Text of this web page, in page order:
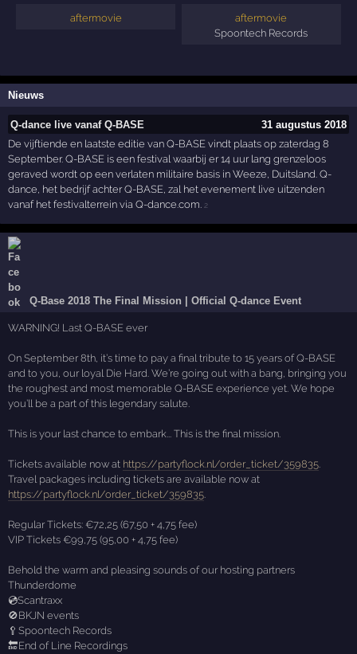
aftermovie
aftermovie
Spoontech Records
Nieuws
Q-dance live vanaf Q-BASE
31 augustus 2018
De vijftiende en laatste editie van Q-BASE vindt plaats op zaterdag 8
September. Q-BASE is een festival waarbij er 14 uur lang grenzeloos
geraved wordt op een verlaten militaire basis in Weeze, Duitsland. Q-
dance, het bedrijf achter Q-BASE, zal het evenement live uitzenden
vanaf het festivalterrein via Q-dance.com.2
Q-Base 2018 The Final Mission | Official Q-dance Event
WARNING! Last Q-BASE ever
On September 8th, it’s time to pay a final tribute to 15 years of Q-BASE
and to you, our loyal Die Hard. We’re going out with a bang, bringing you
the roughest and most memorable Q-BASE experience yet. We hope
you’ll be a part of this legendary salute.
This is your last chance to embark... This is the final mission.
Tickets available now at https://partyflock.nl/order_ticket/359835.
Travel packages including tickets are available now at
https://partyflock.nl/order_ticket/359835.
Regular Tickets: €72,25 (67,50 + 4,75 fee)
VIP Tickets €99,75 (95,00 + 4,75 fee)
Behold the warm and pleasing sounds of our hosting partners
Thunderdome
💿Scantraxx
🚫BKJN events
🥄Spoontech Records
🔚End of Line Recordings